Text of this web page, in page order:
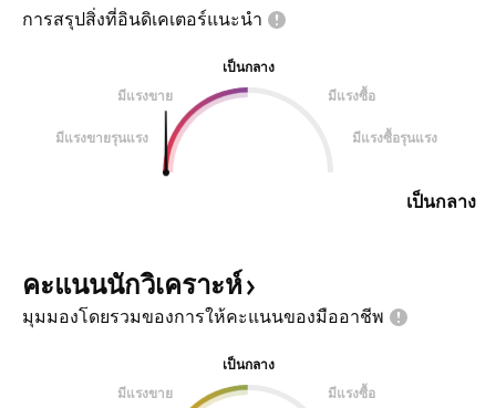
การสรุปสิ่งที่อินดิเคเตอร์แนะนำ
เป็นกลาง
มีแรงขาย
มีแรงซื้อ
มีแรงขายรุนแรง มีแรงซื้อรุนแรง
เป็นกลาง
คะแนนนักวิเคราะห์
มุมมองโดยรวมของการให้คะแนนของมืออาชีพ
เป็นกลาง
มีแรงขาย
มีแรงซื้อ